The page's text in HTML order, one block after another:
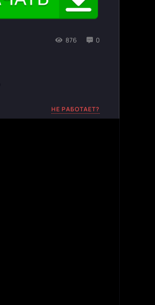
876 0
НЕ РАБОТАЕТ?